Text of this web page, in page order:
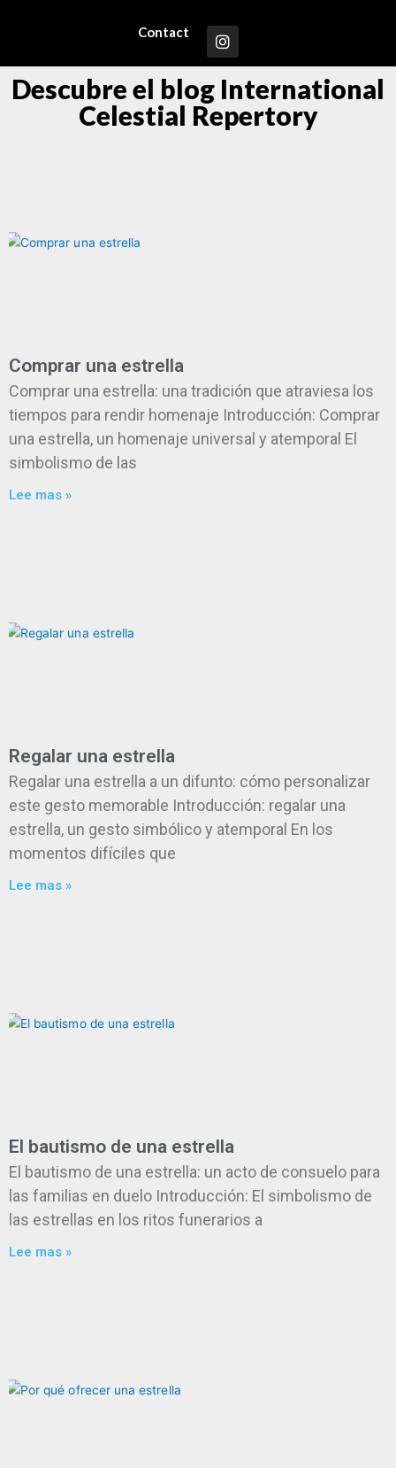
Contact
Descubre el blog International
Celestial Repertory
Comprar una estrella
Comprar una estrella: una tradición que atraviesa los
tiempos para rendir homenaje Introducción: Comprar
una estrella, un homenaje universal y atemporal El
simbolismo de las
Lee mas »
Regalar una estrella
Regalar una estrella a un difunto: cómo personalizar
este gesto memorable Introducción: regalar una
estrella, un gesto simbólico y atemporal En los
momentos difíciles que
Lee mas »
El bautismo de una estrella
El bautismo de una estrella: un acto de consuelo para
las familias en duelo Introducción: El simbolismo de
las estrellas en los ritos funerarios a
Lee mas »